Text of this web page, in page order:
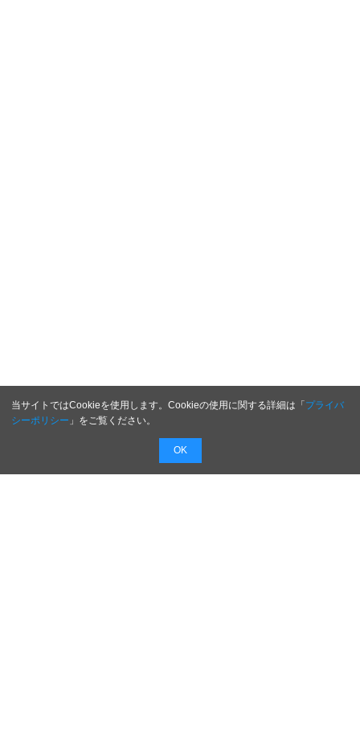
当サイトではCookieを使用します。Cookieの使用に関する詳細は「プライバ
シーポリシー 」をご覧ください。
OK